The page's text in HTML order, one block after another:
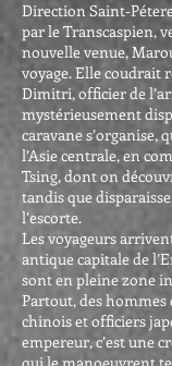
Direction Saint-
par le Transcaspien,
nouvelle venue,
voyage. Elle coudrait
Dimitri, officier de
mystérieusement
caravane s’organise,
l’Asie centrale, en
Tsing, dont on
tandis que
l’escorte.
Les voyageurs
antique capitale de
sont en pleine zone
Partout, des hommes
chinois et officiers
empereur, c’est une